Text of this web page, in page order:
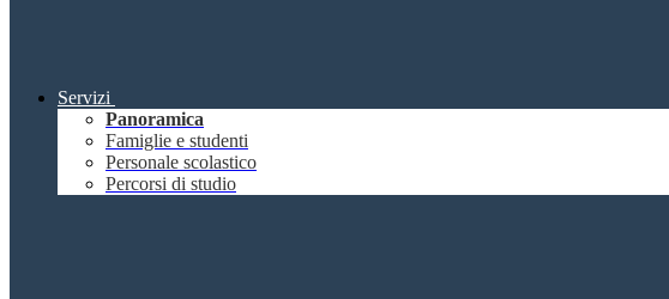
Servizi
Panoramica
Famiglie e studenti
Personale scolastico
Percorsi di studio